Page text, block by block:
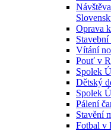
Oprava
Vítání
Pouť v
Spolek
Dětský
Spolek
Pálení
Stavění
Fotbal v